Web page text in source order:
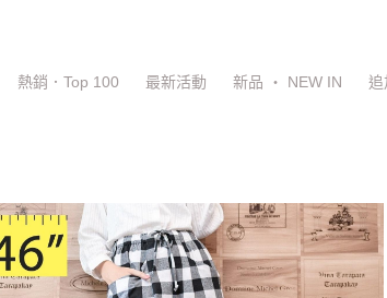
熱銷．Top 100 最新活動 新品 ‧ NEW IN 追